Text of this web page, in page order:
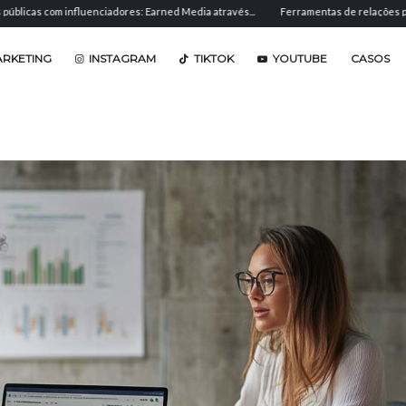
Earned Media através... Ferramentas de relações públicas:
INSTAGRAM TIKTOK YOUTUBE CASOS